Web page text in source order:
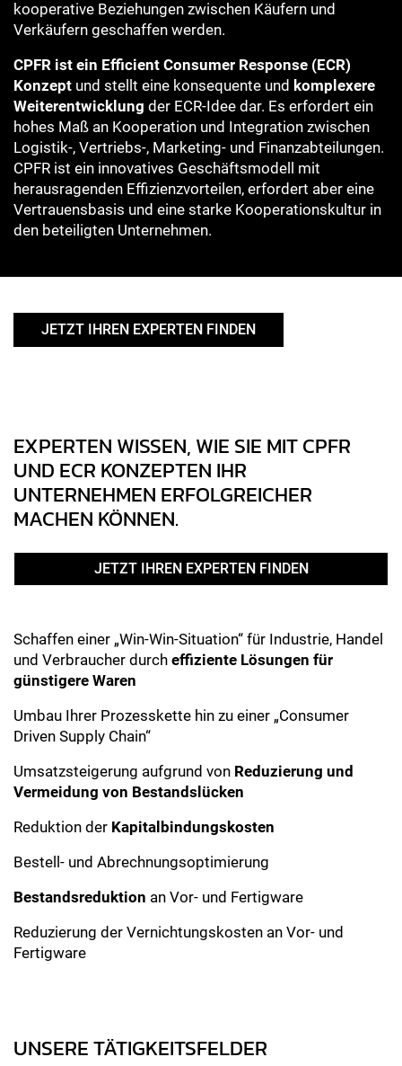
kooperative Beziehungen zwischen Käufern und
Verkäufern geschaffen werden.
CPFR ist ein Efficient Consumer Response (ECR)
Konzept und stellt eine konsequente und komplexere
Weiterentwicklung der ECR-Idee dar. Es erfordert ein
hohes Maß an Kooperation und Integration zwischen
Logistik-, Vertriebs-, Marketing- und Finanzabteilungen.
CPFR ist ein innovatives Geschäftsmodell mit
herausragenden Effizienzvorteilen, erfordert aber eine
Vertrauensbasis und eine starke Kooperationskultur in
den beteiligten Unternehmen.
JETZT IHREN EXPERTEN FINDEN
EXPERTEN WISSEN, WIE SIE MIT CPFR
UND ECR KONZEPTEN IHR
UNTERNEHMEN ERFOLGREICHER
MACHEN KÖNNEN.
JETZT IHREN EXPERTEN FINDEN
Schaffen einer „Win-Win-Situation“ für Industrie, Handel
und Verbraucher durch effiziente Lösungen für
günstigere Waren
Umbau Ihrer Prozesskette hin zu einer „Consumer
Driven Supply Chain“
Umsatzsteigerung aufgrund von Reduzierung und
Vermeidung von Bestandslücken
Reduktion der Kapitalbindungskosten
Bestell- und Abrechnungsoptimierung
Bestandsreduktion an Vor- und Fertigware
Reduzierung der Vernichtungskosten an Vor- und
Fertigware
UNSERE TÄTIGKEITSFELDER